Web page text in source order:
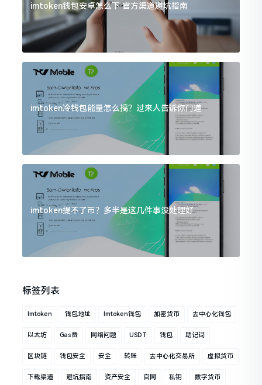
imtoken钱包安卓怎么下 官方渠道避坑指南
imtoken冷钱包能量怎么搞？过来人告诉你门道
imtoken提不了币？多半是这几件事没处理好
标签列表
Imtoken 钱包地址 Imtoken钱包 加密货币 去中心化钱包
以太坊 Gas费 网络问题 USDT 钱包 助记词
区块链 钱包安全 安全 转账 去中心化交易所 虚拟货币
下载渠道 避坑指南 资产安全 官网 私钥 数字货币